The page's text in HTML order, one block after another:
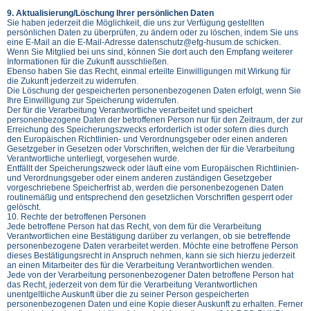
9. Aktualisierung/Löschung Ihrer persönlichen Daten
Sie haben jederzeit die Möglichkeit, die uns zur Verfügung gestellten
persönlichen Daten zu überprüfen, zu ändern oder zu löschen, indem Sie uns
eine E-Mail an die E-Mail-Adresse datenschutz@efg-husum.de schicken.
Wenn Sie Mitglied bei uns sind, können Sie dort auch den Empfang weiterer
Informationen für die Zukunft ausschließen.
Ebenso haben Sie das Recht, einmal erteilte Einwilligungen mit Wirkung für
die Zukunft jederzeit zu widerrufen.
Die Löschung der gespeicherten personenbezogenen Daten erfolgt, wenn Sie
Ihre Einwilligung zur Speicherung widerrufen.
Der für die Verarbeitung Verantwortliche verarbeitet und speichert
personenbezogene Daten der betroffenen Person nur für den Zeitraum, der zur
Erreichung des Speicherungszwecks erforderlich ist oder sofern dies durch
den Europäischen Richtlinien- und Verordnungsgeber oder einen anderen
Gesetzgeber in Gesetzen oder Vorschriften, welchen der für die Verarbeitung
Verantwortliche unterliegt, vorgesehen wurde.
Entfällt der Speicherungszweck oder läuft eine vom Europäischen Richtlinien-
und Verordnungsgeber oder einem anderen zuständigen Gesetzgeber
vorgeschriebene Speicherfrist ab, werden die personenbezogenen Daten
routinemäßig und entsprechend den gesetzlichen Vorschriften gesperrt oder
gelöscht.
10. Rechte der betroffenen Personen
Jede betroffene Person hat das Recht, von dem für die Verarbeitung
Verantwortlichen eine Bestätigung darüber zu verlangen, ob sie betreffende
personenbezogene Daten verarbeitet werden. Möchte eine betroffene Person
dieses Bestätigungsrecht in Anspruch nehmen, kann sie sich hierzu jederzeit
an einen Mitarbeiter des für die Verarbeitung Verantwortlichen wenden.
Jede von der Verarbeitung personenbezogener Daten betroffene Person hat
das Recht, jederzeit von dem für die Verarbeitung Verantwortlichen
unentgeltliche Auskunft über die zu seiner Person gespeicherten
personenbezogenen Daten und eine Kopie dieser Auskunft zu erhalten. Ferner